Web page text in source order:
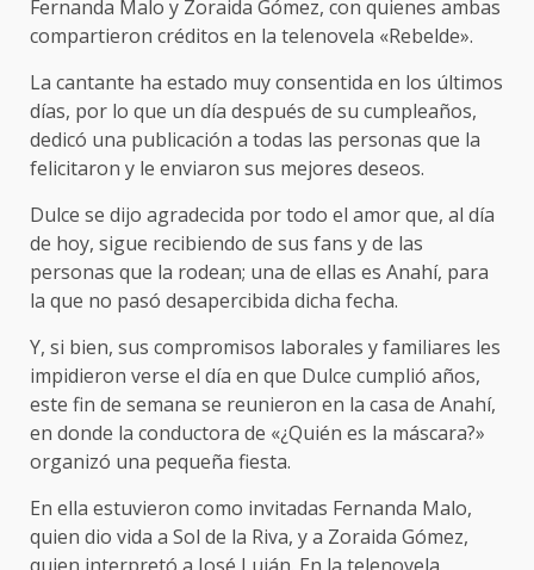
Fernanda Malo y Zoraida Gómez, con quienes ambas
compartieron créditos en la telenovela «Rebelde».
La cantante ha estado muy consentida en los últimos
días, por lo que un día después de su cumpleaños,
dedicó una publicación a todas las personas que la
felicitaron y le enviaron sus mejores deseos.
Dulce se dijo agradecida por todo el amor que, al día
de hoy, sigue recibiendo de sus fans y de las
personas que la rodean; una de ellas es Anahí, para
la que no pasó desapercibida dicha fecha.
Y, si bien, sus compromisos laborales y familiares les
impidieron verse el día en que Dulce cumplió años,
este fin de semana se reunieron en la casa de Anahí,
en donde la conductora de «¿Quién es la máscara?»
organizó una pequeña fiesta.
En ella estuvieron como invitadas Fernanda Malo,
quien dio vida a Sol de la Riva, y a Zoraida Gómez,